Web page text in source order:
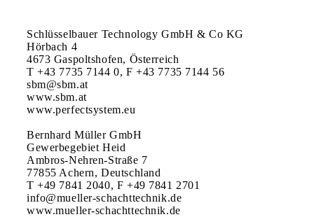
Schlüsselbauer Technology GmbH & Co KG
Hörbach 4
4673 Gaspoltshofen, Österreich
T +43 7735 7144 0, F +43 7735 7144 56
sbm@sbm.at
www.sbm.at
www.perfectsystem.eu
Bernhard Müller GmbH
Gewerbegebiet Heid
Ambros-Nehren-Straße 7
77855 Achern, Deutschland
T +49 7841 2040, F +49 7841 2701
info@mueller-schachttechnik.de
www.mueller-schachttechnik.de